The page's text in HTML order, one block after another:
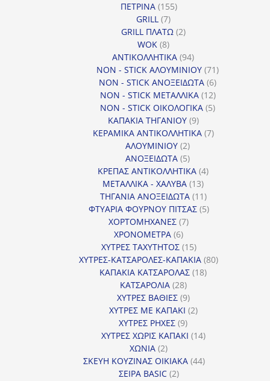
ΠΕΤΡΙΝΑ 155155
GRILL 77
προϊόντα
GRILL ΠΛΑΤΩ 22
WOK 88
προϊόντα
ΑΝΤΙΚΟΛΛΗΤΙΚΑ 9494
προϊόντα
NON - STICK ΑΛΟΥΜΙΝΙΟΥ 7171
προϊόντα
NON - STICK ΑΝΟΞΕΙΔΩΤΑ 66
προϊόντα
NON - STICK ΜΕΤΑΛΛΙΚΑ 1212
προϊόντα
NON - STICK ΟΙΚΟΛΟΓΙΚΑ 55
ΚΑΠΑΚΙΑ ΤΗΓΑΝΙΟΥ 99
προϊόντα
ΚΕΡΑΜΙΚΑ ΑΝΤΙΚΟΛΛΗΤΙΚΑ 77
ΑΛΟΥΜΙΝΙΟΥ 22
προϊόντα
ΑΝΟΞΕΙΔΩΤΑ 55
προϊόντα
ΚΡΕΠΑΣ ΑΝΤΙΚΟΛΛΗΤΙΚΑ 44
ΜΕΤΑΛΛΙΚΑ - ΧΑΛΥΒΑ 1313
προϊόντα
ΤΗΓΑΝΙΑ ΑΝΟΞΕΙΔΩΤΑ 1111
προϊόντα
ΦΤΥΑΡΙΑ ΦΟΥΡΝΟΥ ΠΙΤΣΑΣ 55
ΧΟΡΤΟΜΗΧΑΝΕΣ 77
ΧΡΟΝΟΜΕΤΡΑ 66
προϊόντα
ΧΥΤΡΕΣ ΤΑΧΥΤΗΤΟΣ 1515
προϊόντα
ΧΥΤΡΕΣ-ΚΑΤΣΑΡΟΛΕΣ-ΚΑΠΑΚΙΑ 8080
ΚΑΠΑΚΙΑ ΚΑΤΣΑΡΟΛΑΣ 1818
ΚΑΤΣΑΡΟΛΙΑ 2828
προϊόντα
ΧΥΤΡΕΣ ΒΑΘΙΕΣ 99
προϊόντα
ΧΥΤΡΕΣ ΜΕ ΚΑΠΑΚΙ 22
ΧΥΤΡΕΣ ΡΗΧΕΣ 99
προϊόντα
ΧΥΤΡΕΣ ΧΩΡΙΣ ΚΑΠΑΚΙ 1414
ΧΩΝΙΑ 22
προϊόντα
ΣΚΕΥΗ ΚΟΥΖΙΝΑΣ ΟΙΚΙΑΚΑ 4444
ΣΕΙΡΑ BASIC 22